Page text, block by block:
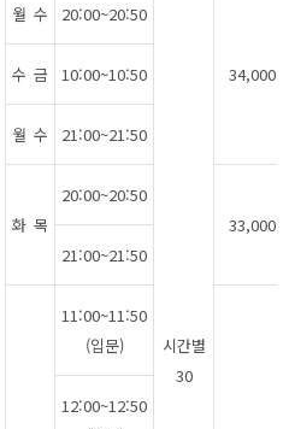
월 수 20:00~20:50
시간별
30
34,000
수 금 10:00~10:50
월 수 21:00~21:50
화 목
20:00~20:50
33,000
21:00~21:50
11:00~11:50
(입문)
12:00~12:50